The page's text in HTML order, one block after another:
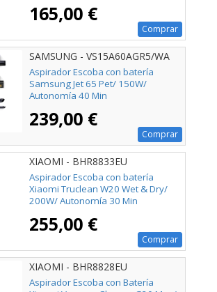
165,00 €
Comprar
SAMSUNG - VS15A60AGR5/WA
Aspirador Escoba con batería
Samsung Jet 65 Pet/ 150W/
Autonomía 40 Min
239,00 €
Comprar
XIAOMI - BHR8833EU
Aspirador Escoba con batería
Xiaomi Truclean W20 Wet & Dry/
200W/ Autonomía 30 Min
255,00 €
Comprar
XIAOMI - BHR8828EU
Aspirador Escoba con Batería